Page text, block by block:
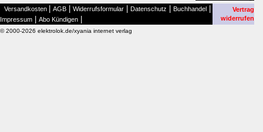
Versandkosten AGB Widerrufsformular Datenschutz Buchhandel
Impressum Abo Kündigen
Vertrag
widerrufen
© 2000-2026 elektrolok.de/xyania internet verlag